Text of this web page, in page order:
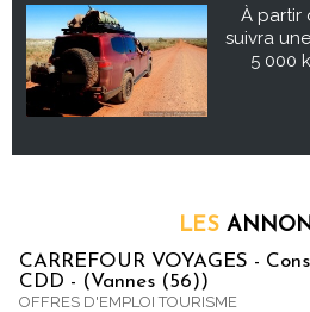
À partir
suivra
5 000
LES
CARREFOUR VOYAGES -
CDD - (Vannes (56))
OFFRES D'EMPLOI TOURISME